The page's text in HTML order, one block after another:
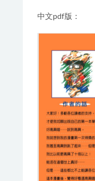
中文pdf版：